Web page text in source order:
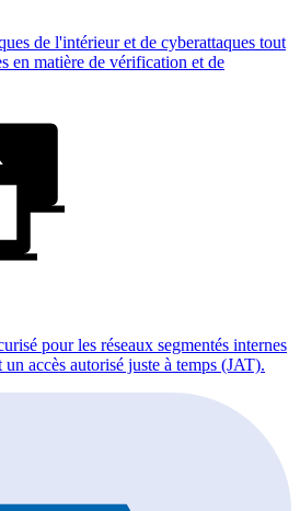
de l'intérieur et de cyberattaques tout
en matière de vérification et de
pour les réseaux segmentés internes
accès autorisé juste à temps (JAT).